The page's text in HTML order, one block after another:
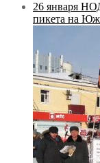
26 января
пикета на